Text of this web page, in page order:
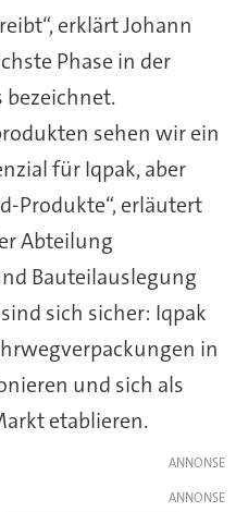
erklärt Johann
Phase in der
bezeichnet.
sehen wir ein
für Iqpak, aber
Produkte“, erläutert
Abteilung
Bauteilauslegung
sich sicher: Iqpak
in
und sich als
etablieren.